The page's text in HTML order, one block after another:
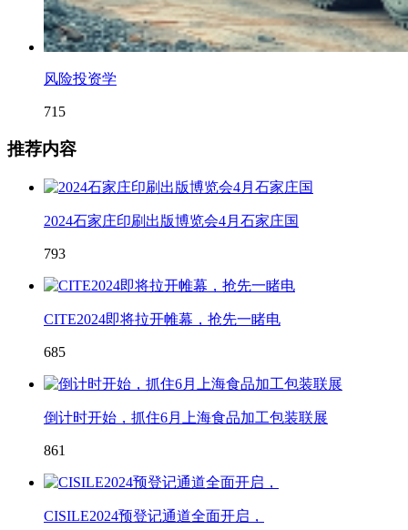
风险投资学
715
推荐内容
2024石家庄印刷出版博览会4月石家庄国
793
CITE2024即将拉开帷幕，抢先一睹电
685
倒计时开始，抓住6月上海食品加工包装联展
861
CISILE2024预登记通道全面开启，